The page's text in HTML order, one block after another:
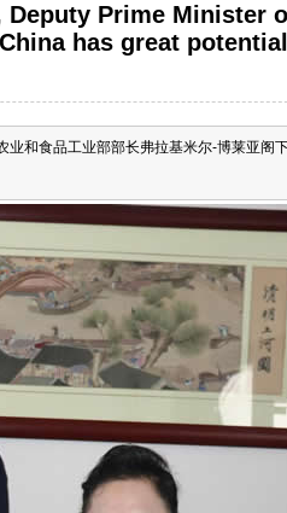
Prime Minister
has great potential
和食品工业部部长弗拉基米尔-博莱亚阁